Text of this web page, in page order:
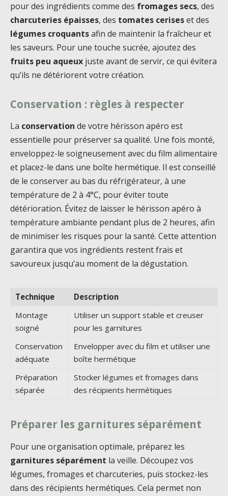
pour des ingrédients comme des fromages secs, des
charcuteries épaisses, des tomates ceriseset des
légumes croquantsafin de maintenir la fraîcheur et
les saveurs. Pour une touche sucrée, ajoutez des
fruits peu aqueux juste avant de servir, ce qui évitera
qu’ils ne détériorent votre création.
Conservation : règles à respecter
La conservation de votre hérisson apéro est
essentielle pour préserver sa qualité. Une fois monté,
enveloppez-le soigneusement avec du film alimentaire
et placez-le dans une boîte hermétique. Il est conseillé
de le conserver au bas du réfrigérateur, à une
température de 2 à 4°C, pour éviter toute
détérioration. Évitez de laisser le hérisson apéro à
température ambiante pendant plus de 2 heures, afin
de minimiser les risques pour la santé. Cette attention
garantira que vos ingrédients restent frais et
savoureux jusqu’au moment de la dégustation.
Technique
Description
Montage
soigné
Utiliser un support stable et creuser
pour les garnitures
Conservation
adéquate
Envelopper avec du film et utiliser une
boîte hermétique
Préparation
séparée
Stocker légumes et fromages dans
des récipients hermétiques
Préparer les garnitures séparément
Pour une organisation optimale, préparez les
garnitures séparément la veille. Découpez vos
légumes, fromages et charcuteries, puis stockez-les
dans des récipients hermétiques. Cela permet non